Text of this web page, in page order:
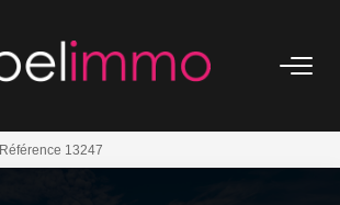
Référence 13247